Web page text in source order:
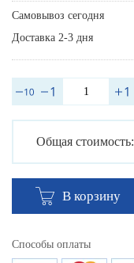
Самовывоз сегодня
Доставка 2-3 дня
Общая стоимость:
В корзину
Способы оплаты